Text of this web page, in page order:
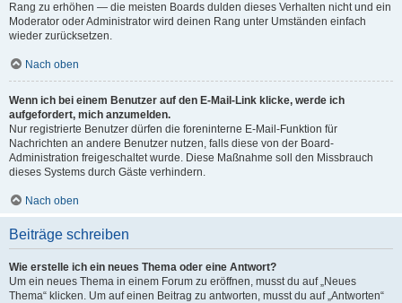
Rang zu erhöhen — die meisten Boards dulden dieses Verhalten nicht und ein
Moderator oder Administrator wird deinen Rang unter Umständen einfach
wieder zurücksetzen.
Nach oben
Wenn ich bei einem Benutzer auf den E-Mail-Link klicke, werde ich
aufgefordert, mich anzumelden.
Nur registrierte Benutzer dürfen die foreninterne E-Mail-Funktion für
Nachrichten an andere Benutzer nutzen, falls diese von der Board-
Administration freigeschaltet wurde. Diese Maßnahme soll den Missbrauch
dieses Systems durch Gäste verhindern.
Nach oben
Beiträge schreiben
Wie erstelle ich ein neues Thema oder eine Antwort?
Um ein neues Thema in einem Forum zu eröffnen, musst du auf „Neues
Thema“ klicken. Um auf einen Beitrag zu antworten, musst du auf „Antworten“